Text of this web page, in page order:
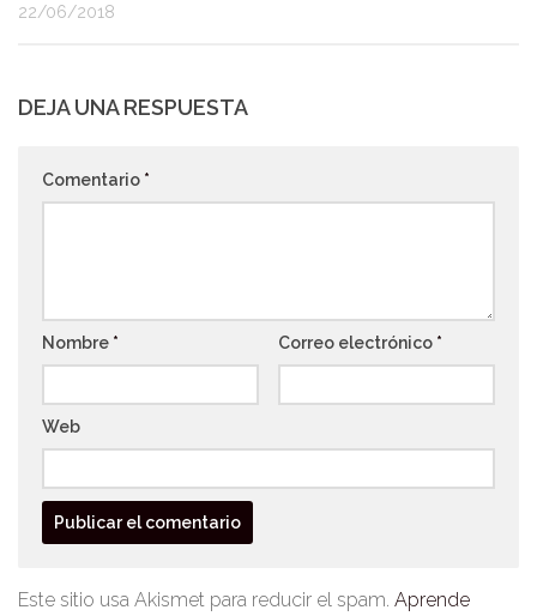
22/06/2018
DEJA UNA RESPUESTA
Comentario *
Nombre * Correo electrónico *
Web
Este sitio usa Akismet para reducir el spam. Aprende